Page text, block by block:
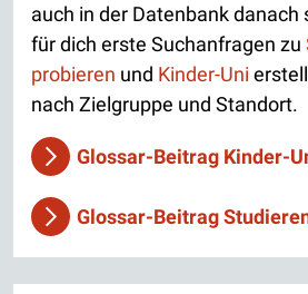
auch in der Datenbank danach
für dich erste Suchanfragen zu
probieren und Kinder-Uni
nach Zielgruppe und Standort.
Glossar-Beitrag Kinder-
Glossar-Beitrag